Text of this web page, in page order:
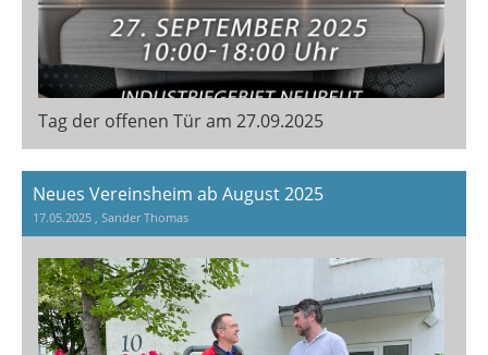
Tag der offenen Tür am 27.09.2025
Neues Vereinsheim ab August 2025
17.05.2025 , Sander Thomas